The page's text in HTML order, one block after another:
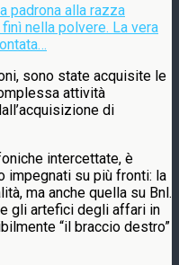
padrona alla razza
nella polvere. La vera
sono state acquisite le
attività
di
intercettate, è
impegnati su più fronti: la
ma anche quella su Bnl.
gli artefici degli affari in
“il braccio destro”